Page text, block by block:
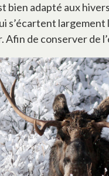
bien adapté aux
s’écartent
Afin de conserver de